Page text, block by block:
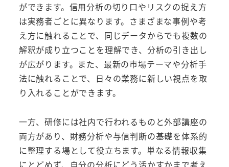
ができます。信用分析の切り口やリスクの捉え方
は実務者ごとに異なります。さまざまな事例や考
え方に触れることで、同じデータからでも複数の
解釈が成り立つことを理解でき、分析の引き出し
が広がります。また、最新の市場テーマや分析手
法に触れることで、日々の業務に新しい視点を取
り入れることができます。
一方、研修には社内で行われるものと外部講座の
両方があり、財務分析や与信判断の基礎を体系的
に整理する場として役立ちます。単なる情報収集
にとどめず、自分の分析にどう活かすかまで考え